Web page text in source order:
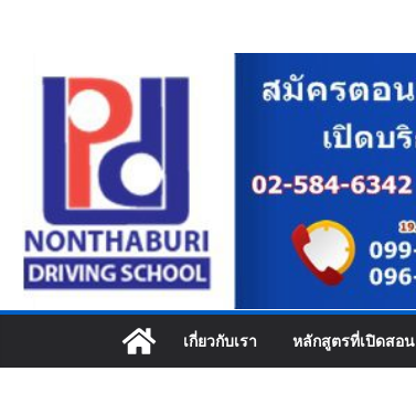
content
เกี่ยวกับเรา หลักสูตรที่เปิดสอน